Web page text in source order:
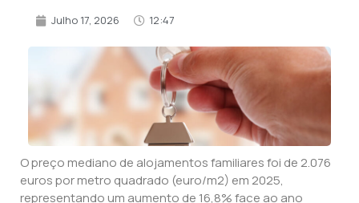
Julho 17, 2026 12:47
O preço mediano de alojamentos familiares foi de 2.076
euros por metro quadrado (euro/m2) em 2025,
representando um aumento de 16,8% face ao ano